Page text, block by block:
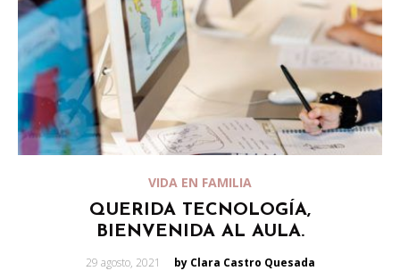
VIDA EN FAMILIA
QUERIDA TECNOLOGÍA,
BIENVENIDA AL AULA.
Posted
29 agosto, 2021 by Clara Castro Quesada